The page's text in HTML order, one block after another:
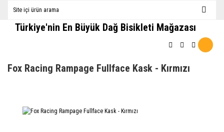
Türkiye'nin En Büyük Dağ Bisikleti Mağazası
Fox Racing Rampage Fullface Kask - Kırmızı